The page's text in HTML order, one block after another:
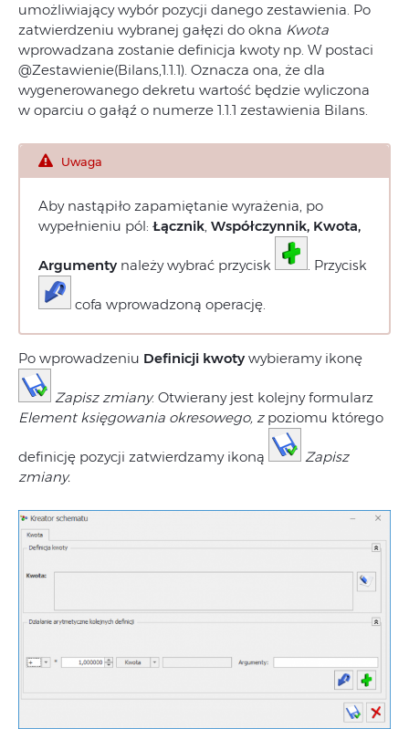
umożliwiający wybór pozycji danego zestawienia. Po
zatwierdzeniu wybranej gałęzi do okna Kwota
wprowadzana zostanie definicja kwoty np. W postaci
@Zestawienie(Bilans,1.1.1). Oznacza ona, że dla
wygenerowanego dekretu wartość będzie wyliczona
w oparciu o gałąź o numerze 1.1.1 zestawienia Bilans.
Uwaga
Aby nastąpiło zapamiętanie wyrażenia, po
wypełnieniu pól: Łącznik, Współczynnik, Kwota,
Argumenty należy wybrać przycisk . Przycisk
cofa wprowadzoną operację.
Po wprowadzeniu Definicji kwoty wybieramy ikonę
Zapisz zmiany. Otwierany jest kolejny formularz
Element księgowania okresowego, z poziomu którego
definicję pozycji zatwierdzamy ikoną
Zapisz
zmiany.